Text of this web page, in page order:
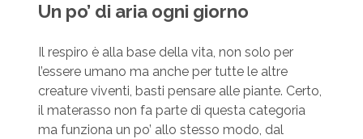
Un po’ di aria ogni giorno
Il respiro è alla base della vita, non solo per
l’essere umano ma anche per tutte le altre
creature viventi, basti pensare alle piante. Certo,
il materasso non fa parte di questa categoria
ma funziona un po’ allo stesso modo, dal